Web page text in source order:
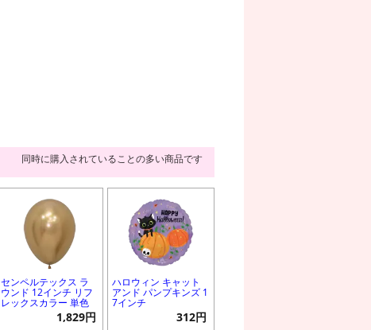
同時に購入されていることの多い商品です
センペルテックス ラ
ウンド 12インチ リフ
レックスカラー 単色
1,829円
ハロウィン キャット
アンド パンプキンズ 1
7インチ
312円